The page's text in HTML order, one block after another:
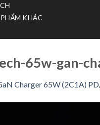
KHÁC
65w-gan-
Charger 65W (2C1A)